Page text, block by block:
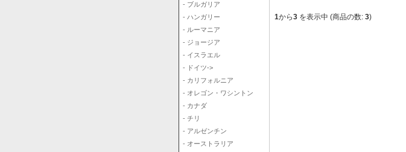
- ブルガリア
- ハンガリー
- ルーマニア
- ジョージア
- イスラエル
- ドイツ->
- カリフォルニア
- オレゴン・ワシントン
- カナダ
- チリ
- アルゼンチン
- オーストラリア
1から3 を表示中 (商品の数: 3)